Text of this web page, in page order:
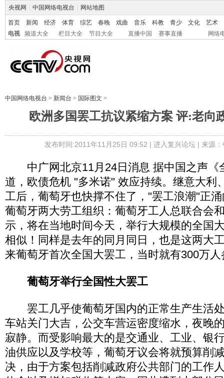
央视网 中国网络电视台 网站地图
首页 新闻 经济 体育 综艺 春晚 戏曲 音乐 科教 青少 文化
艺术
电视
频道大全 栏目大全 节目大全 直播中国 赛事直播 网络
中国网络电视台 > 新闻台 > 国际图文 >
欧洲多国罢工抗议紧缩方案 评:老向
发布时间:2011年11月25日 09:52 | 进入复兴论坛| 来源
中广网北京11月24日消息 据中国之声《
道，欧债危机 "多米诺" 效应持续。继意大利
工后，葡萄牙也快撑不住了，"罢工浪潮"正
葡萄牙两大劳工组织：葡萄牙工人总联合会
示，将在当地时间今天，举行大规模的全国
相似！同样是去年的同月同日，也是这两大
来葡萄牙首次全国大罢工，当时就有300万人
葡萄牙举行全国性大罢工
罢工几乎使葡萄牙国内的正常生产生活
车站关门大吉，公交车营运密度缩水，夜晚
寂静。而受影响最大的是交通业、工业、银
油供应以及学校等，葡萄牙议会将就预算削
决，由于方案包括削减政府公共部门的工作